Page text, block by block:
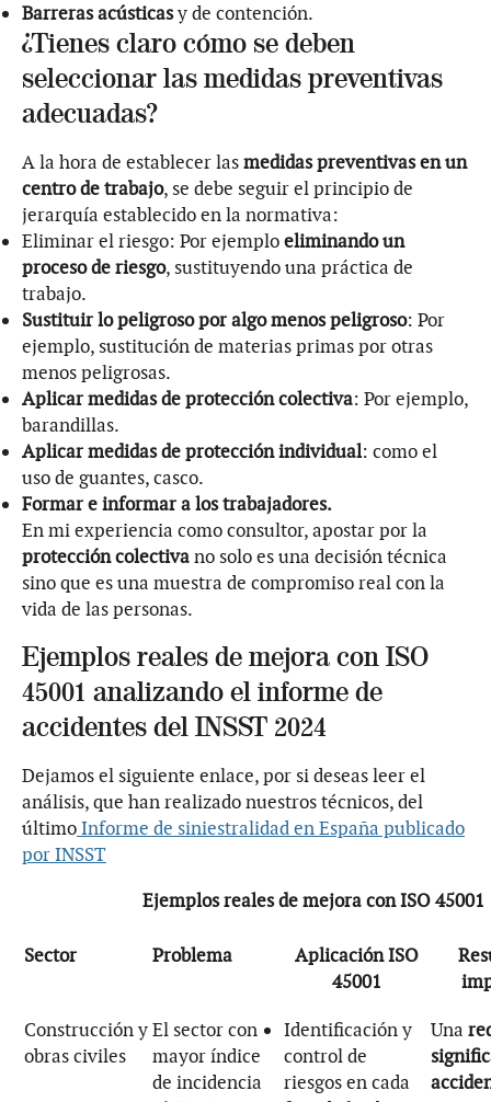
Barreras acústicasy de contención.
¿Tienes claro cómo se deben
seleccionar las medidas preventivas
adecuadas?
A la hora de establecer lasmedidas preventivas en un
centro de trabajo, se debe seguir el principio de
jerarquía establecido en la normativa:
Eliminar el riesgo: Por ejemploeliminando un
proceso de riesgo, sustituyendo una práctica de
trabajo.
Sustituir lo peligroso por algo menos peligroso: Por
ejemplo, sustitución de materias primas por otras
menos peligrosas.
Aplicar medidas de protección colectiva: Por ejemplo,
barandillas.
Aplicar medidas de protección individual: como el
uso de guantes, casco.
Formar e informar a los trabajadores.
En mi experiencia como consultor, apostar por la
protección colectivano solo es una decisión técnica
sino que es una muestra de compromiso real con la
vida de las personas.
Ejemplos reales de mejora con ISO
45001 analizando el informe de
accidentes del INSST 2024
Dejamos el siguiente enlace, por si deseas leer el
análisis, que han realizado nuestros técnicos, del
últimoInforme de siniestralidad en España publicado
por INSST
Ejemplos reales de mejora con ISO 45001
Sector Problema
Aplicación ISO
45001
Construcción y
obras civiles
El sector con
mayor índice
de incidencia
Identificación y
control de
riesgos en cada
Una